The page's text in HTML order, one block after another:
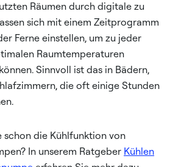
Räumen durch digitale zu
sich mit einem Zeitprogramm
Ferne einstellen, um zu jeder
Raumtemperaturen
Sinnvoll ist das in Bädern,
die oft einige Stunden
schon die Kühlfunktion von
In unserem Ratgeber Kühlen